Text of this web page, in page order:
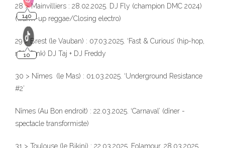
28 > Mainvilliers : 28.02.2025. DJ Fly (champion DMC 2024)
(warm-up reggae/Closing electro)
29 > Brest (le Vauban) : 07.03.2025. ‘Fast & Curious’ (hip-hop,
r&b, funk) DJ Taj + DJ Freddy
30 > Nîmes (le Mas) : 01.03.2025. ‘Underground Resistance
#2’
Nîmes (Au Bon endroit) : 22.03.2025. ‘Carnaval’ (dîner -
spectacle transformiste)
31 > Toulouse (le Bikini) : 22.03.2025. Folamour, 28.03.2025.